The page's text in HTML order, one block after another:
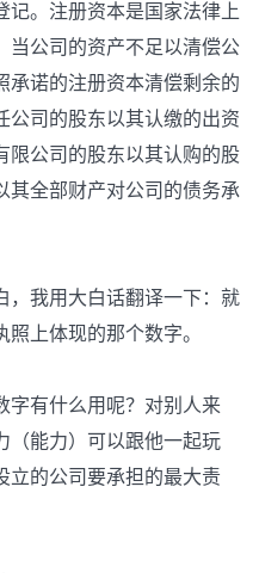
记。注册资本是国家法律上
当公司的资产不足以清偿公
承诺的注册资本清偿剩余的
公司的股东以其认缴的出资
限公司的股东以其认购的股
其全部财产对公司的债务承
我用大白话翻译一下：就
照上体现的那个数字。
有什么用呢？对别人来
（能力）可以跟他一起玩
立的公司要承担的最大责